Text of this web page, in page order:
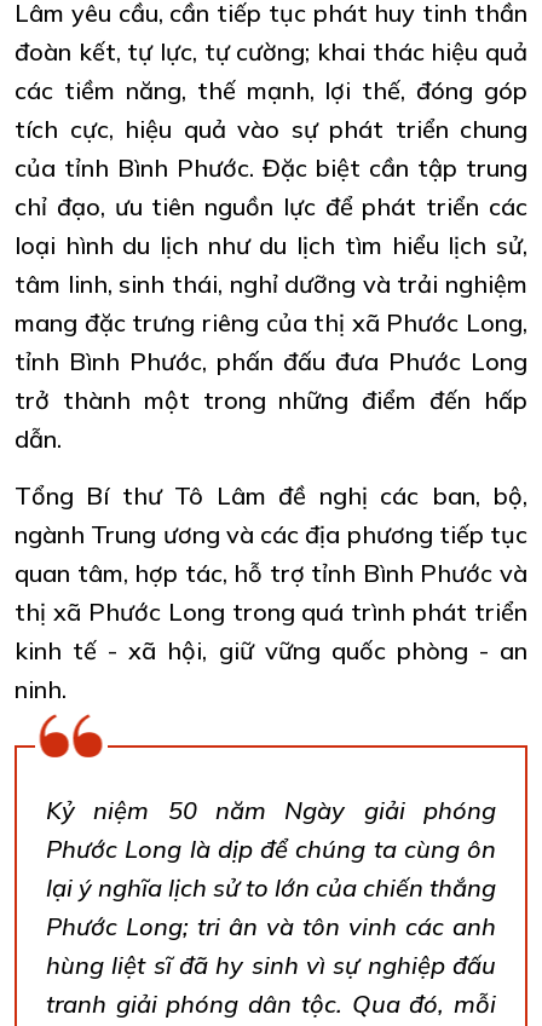
Lâm yêu cầu, cần tiếp tục phát huy tinh thần
đoàn kết, tự lực, tự cường; khai thác hiệu quả
các tiềm năng, thế mạnh, lợi thế, đóng góp
tích cực, hiệu quả vào sự phát triển chung
của tỉnh Bình Phước. Đặc biệt cần tập trung
chỉ đạo, ưu tiên nguồn lực để phát triển các
loại hình du lịch như du lịch tìm hiểu lịch sử,
tâm linh, sinh thái, nghỉ dưỡng và trải nghiệm
mang đặc trưng riêng của thị xã Phước Long,
tỉnh Bình Phước, phấn đấu đưa Phước Long
trở thành một trong những điểm đến hấp
dẫn.
Tổng Bí thư Tô Lâm đề nghị các ban, bộ,
ngành Trung ương và các địa phương tiếp tục
quan tâm, hợp tác, hỗ trợ tỉnh Bình Phước và
thị xã Phước Long trong quá trình phát triển
kinh tế - xã hội, giữ vững quốc phòng - an
ninh.
Kỷ niệm 50 năm Ngày giải phóng
Phước Long là dịp để chúng ta cùng ôn
lại ý nghĩa lịch sử to lớn của chiến thắng
Phước Long; tri ân và tôn vinh các anh
hùng liệt sĩ đã hy sinh vì sự nghiệp đấu
tranh giải phóng dân tộc. Qua đó, mỗi